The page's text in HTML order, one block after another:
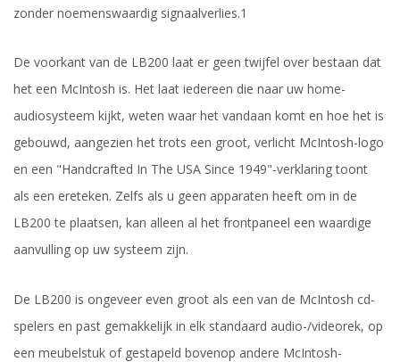
zonder noemenswaardig signaalverlies.1
De voorkant van de LB200 laat er geen twijfel over bestaan dat
het een McIntosh is. Het laat iedereen die naar uw home-
audiosysteem kijkt, weten waar het vandaan komt en hoe het is
gebouwd, aangezien het trots een groot, verlicht McIntosh-logo
en een "Handcrafted In The USA Since 1949"-verklaring toont
als een ereteken. Zelfs als u geen apparaten heeft om in de
LB200 te plaatsen, kan alleen al het frontpaneel een waardige
aanvulling op uw systeem zijn.
De LB200 is ongeveer even groot als een van de McIntosh cd-
spelers en past gemakkelijk in elk standaard audio-/videorek, op
een meubelstuk of gestapeld bovenop andere McIntosh-